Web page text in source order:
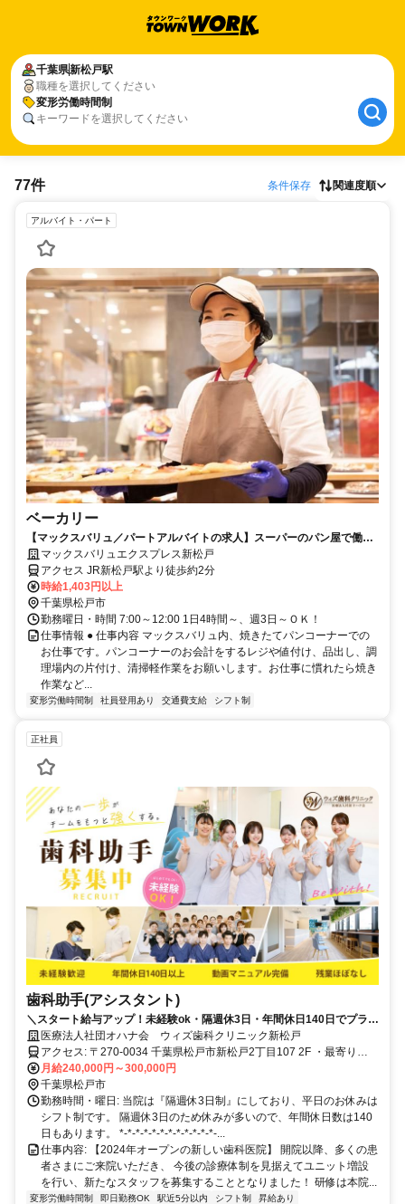
千葉県新松戸駅
職種を選択してください
変形労働時間制
キーワードを選択してください
77件 条件保存 関連度順
アルバイト・パート
ベーカリー
【マックスバリュ／パートアルバイトの求人】スーパーのパン屋で働く
ベーカリースタッフ募集！
マックスバリュエクスプレス新松戸
アクセス JR新松戸駅より徒歩約2分
時給1,403円以上
千葉県松戸市
勤務曜日・時間 7:00～12:00 1日4時間～、週3日～ＯＫ！
仕事情報 ● 仕事内容 マックスバリュ内、焼きたてパンコーナーでの
お仕事です。パンコーナーのお会計をするレジや値付け、品出し、調
理場内の片付け、清掃軽作業をお願いします。お仕事に慣れたら焼き
作業など...
変形労働時間制 社員登用あり 交通費支給 シフト制
正社員
歯科助手(アシスタント)
＼スタート給与アップ！未経験ok・隔週休3日・年間休日140日でプライ
ベートも充実／
医療法人社団オハナ会 ウィズ歯科クリニック新松戸
アクセス: 〒270-0034 千葉県松戸市新松戸2丁目107 2F ・最寄り
駅:JR常磐線各駅停車 新松戸駅駅前
月給240,000円～300,000円
千葉県松戸市
勤務時間・曜日: 当院は『隔週休3日制』にしており、平日のお休みは
シフト制です。 隔週休3日のため休みが多いので、年間休日数は140
日もあります。 *-*-*-*-*-*-*-*-*-*-*-*-...
仕事内容: 【2024年オープンの新しい歯科医院】 開院以降、多くの患
者さまにご来院いただき、 今後の診療体制を見据えてユニット増設
を行い、新たなスタッフを募集することとなりました！ 研修は本院...
変形労働時間制 即日勤務OK 駅近5分以内 シフト制 昇給あり